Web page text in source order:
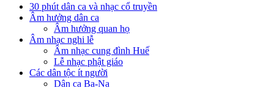
30 phút dân ca và nhạc cổ truyền
Âm hưởng dân ca
Âm hưởng quan họ
Âm nhạc nghi lễ
Âm nhạc cung đình Huế
Lễ nhạc phật giáo
Các dân tộc ít người
Dân ca Ba-Na